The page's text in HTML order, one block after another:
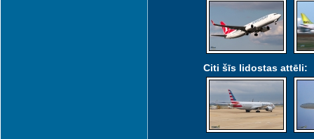
Citi šīs lidostas attēli: